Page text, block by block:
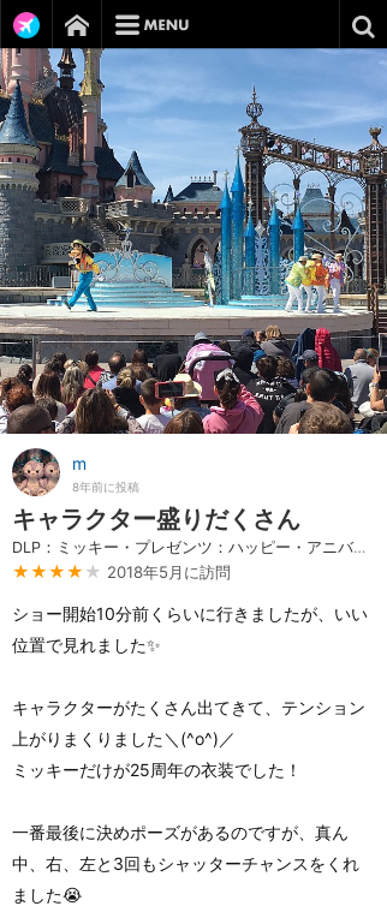
m
8年前に投稿
キャラクター盛りだくさん
DLP：ミッキー・プレゼンツ：ハッピー・アニバーサリー・ディズニーランド・パリ
★★★★ ★ 2018年5月に訪問
ショー開始10分前くらいに行きましたが、いい
位置で見れました✨
キャラクターがたくさん出てきて、テンション
上がりまくりました＼(^o^)／
ミッキーだけが25周年の衣装でした！
一番最後に決めポーズがあるのですが、真ん
中、右、左と3回もシャッターチャンスをくれ
ました😭